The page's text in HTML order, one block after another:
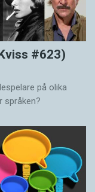
#623)
på olika
språken?